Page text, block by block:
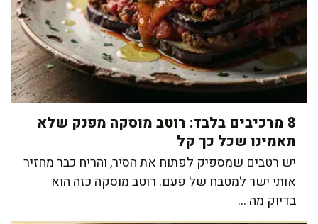
8 מרכיבים בלבד: רוטב מוסקה מפנק שלא
תאמינו שכל כך קל
יש רטבים שמספיק לפתוח את הסיר, והריח כבר מחזיר
אותי ישר למטבח של פעם. רוטב מוסקה כזה הוא
בדיוק מה ...